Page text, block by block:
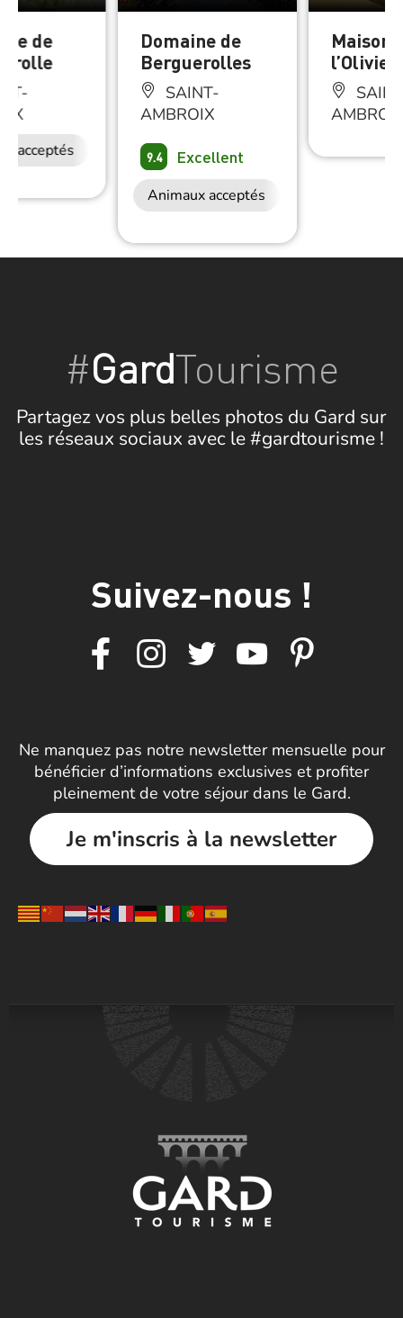
de
acceptés
Domaine de
Berguerolles
SAINT-
AMBROIX
9.4 Excellent
Animaux acceptés
Maison
l’Olivier
#GardTourisme
Partagez vos plus belles photos du Gard sur
les réseaux sociaux avec le #gardtourisme !
Suivez-nous !
Ne manquez pas notre newsletter mensuelle pour
bénéficier d’informations exclusives et profiter
pleinement de votre séjour dans le Gard.
Je m'inscris à la newsletter